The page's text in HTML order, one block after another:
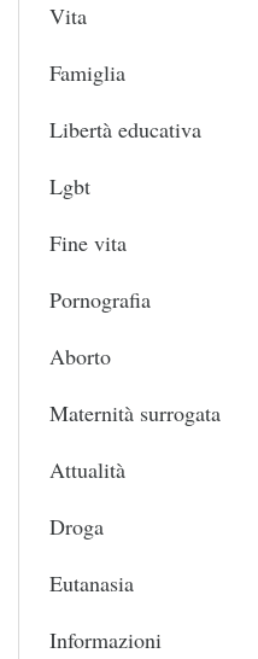
Vita
Famiglia
Libertà educativa
Lgbt
Fine vita
Pornografia
Aborto
Maternità surrogata
Attualità
Droga
Eutanasia
Informazioni